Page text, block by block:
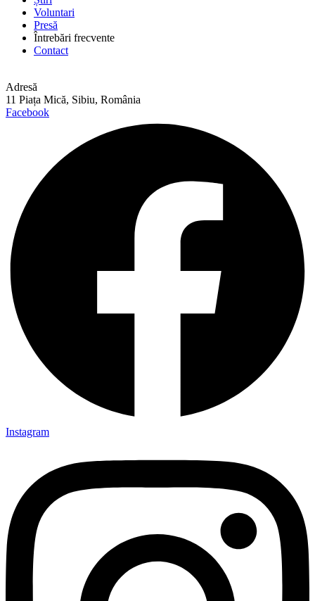
Voluntari
Presă
Întrebări frecvente
Contact
Adresă
11 Piața Mică, Sibiu, România
Facebook
Instagram